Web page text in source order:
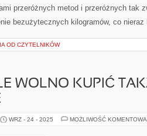
przeróżnych metod i przeróżnych tak
bezużytecznych kilogramów, co
OD CZYTELNIKÓW
WOLNO KUPIĆ
WRZ - 24 - 2025 MOŻLIWOŚĆ